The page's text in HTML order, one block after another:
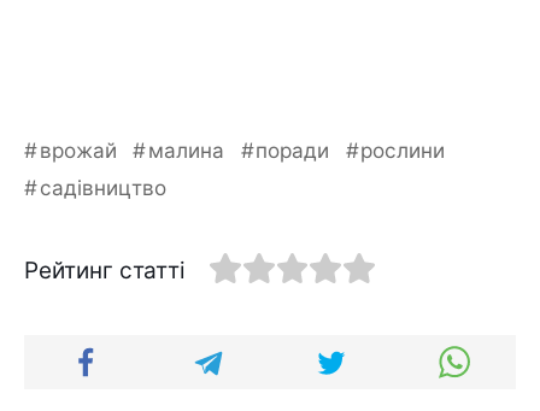
врожай малина поради
рослини
садівництво
Рейтинг статті